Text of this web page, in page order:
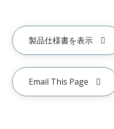
製品仕様書を表示
Email This Page